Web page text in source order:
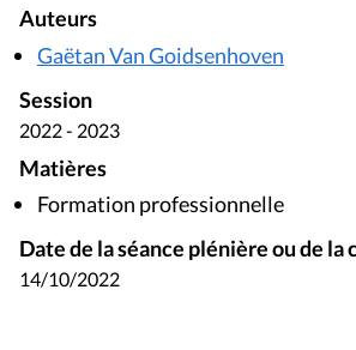
Auteurs
Gaëtan Van Goidsenhoven
Session
2022 - 2023
Matières
Formation professionnelle
Date de la séance plénière ou de la
14/10/2022